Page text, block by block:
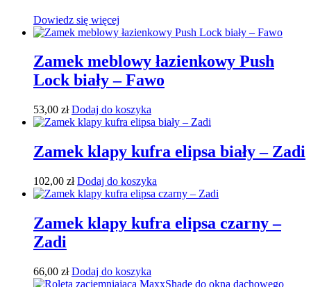
Dowiedz się więcej
Zamek meblowy łazienkowy Push
Lock biały – Fawo
53,00 zł Dodaj do koszyka
Zamek klapy kufra elipsa biały – Zadi
102,00 zł Dodaj do koszyka
Zamek klapy kufra elipsa czarny –
Zadi
66,00 zł Dodaj do koszyka